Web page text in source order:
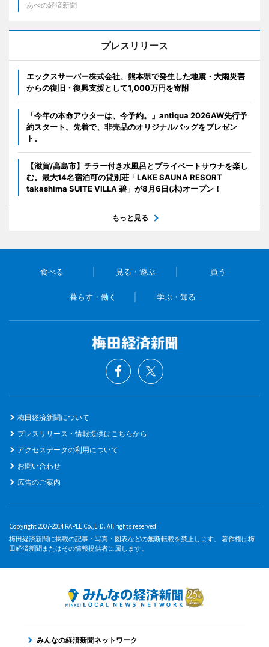
あべの経済新聞
プレスリリース
エックスサーバー株式会社、熊本県で発生した地震・大雨災害
からの復旧・復興支援として1,000万円を寄附
「今年の本命アウターは、今予約。」antiqua 2026AW先行予
約スタート。先着で、非売品のオリジナルバッグをプレゼン
ト。
【滋賀/高島市】チラー付き水風呂とプライベートサウナを楽し
む。最大14名宿泊可の貸別荘「LAKE SAUNA RESORT
takashima SUITE VILLA 碧」が8月6日(木)オープン！
もっと見る
食べる 見る・遊ぶ 買う
暮らす・働く 学ぶ・知る
梅田経済新聞について
プレスリリース・情報提供はこちらから
アクセスデータの利用について
お問い合わせ
広告のご案内
Copyright 2007-2014 RAPLE Co.,LTD. All rights reserved.
梅田経済新聞に掲載の記事・写真・図表などの無断転載を禁止します。 著作権は梅
田経済新聞またはその情報提供者に属します。
みんなの経済新聞ネットワーク